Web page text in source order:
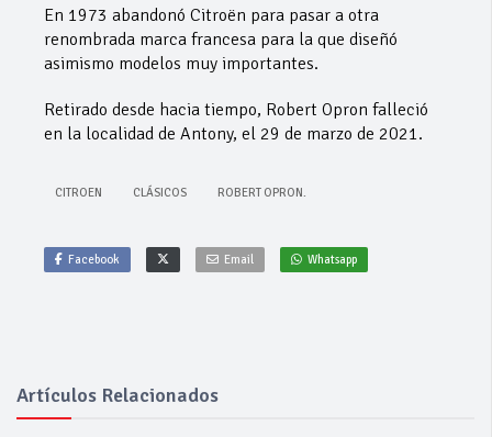
En 1973 abandonó Citroën para pasar a otra
renombrada marca francesa para la que diseñó
asimismo modelos muy importantes.
Retirado desde hacia tiempo, Robert Opron falleció
en la localidad de Antony, el 29 de marzo de 2021.
CITROEN CLÁSICOS ROBERT OPRON.
Facebook Email Whatsapp
Artículos Relacionados